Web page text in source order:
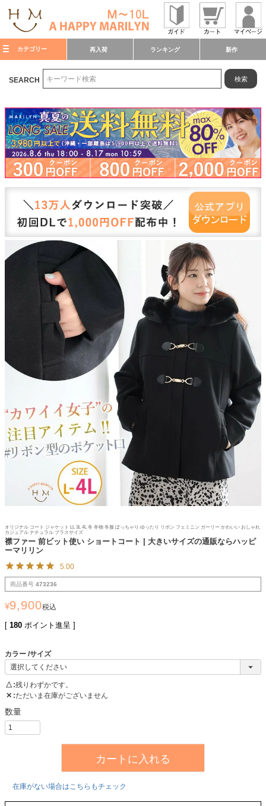
カテゴリー 再入荷 ランキング 新作
SEARCH 検索
オリジナル コート ジャケット LL 3L 4L 冬 冬物 冬服 ぽっちゃり ゆったり リボン フェミニン ガーリー かわいい おしゃれ
カジュアル ナチュラル プラスサイズ
襟ファー 前ビット使い ショートコート | 大きいサイズの通販ならハッピ
ーマリリン
5.00
商品番号 473236
¥9,900税込
[ 180 ポイント進呈 ]
カラー サイズ
△ 残りわずかです。
✕ ただいま在庫がございません
カートに入れる
在庫がない場合はこちらもチェック